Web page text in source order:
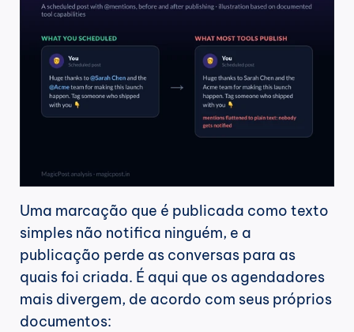
Uma marcação que é publicada como texto
simples não notifica ninguém, e a
publicação perde as conversas para as
quais foi criada. É aqui que os agendadores
mais divergem, de acordo com seus próprios
documentos: